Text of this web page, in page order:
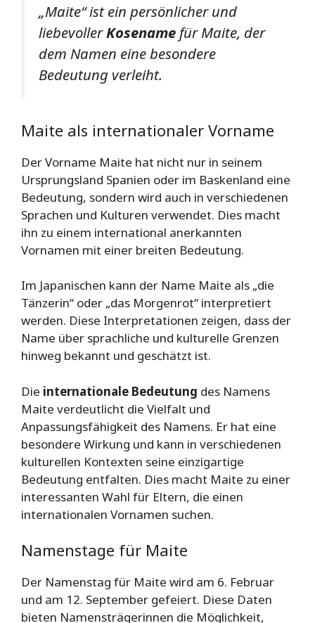
„Maite“ ist ein persönlicher und
liebevollerKosename für Maite, der
dem Namen eine besondere
Bedeutung verleiht.
Maite als internationaler Vorname
Der Vorname Maite hat nicht nur in seinem
Ursprungsland Spanien oder im Baskenland eine
Bedeutung, sondern wird auch in verschiedenen
Sprachen und Kulturen verwendet. Dies macht
ihn zu einem international anerkannten
Vornamen mit einer breiten Bedeutung.
Im Japanischen kann der Name Maite als „die
Tänzerin“ oder „das Morgenrot“ interpretiert
werden. Diese Interpretationen zeigen, dass der
Name über sprachliche und kulturelle Grenzen
hinweg bekannt und geschätzt ist.
Die internationale Bedeutung des Namens
Maite verdeutlicht die Vielfalt und
Anpassungsfähigkeit des Namens. Er hat eine
besondere Wirkung und kann in verschiedenen
kulturellen Kontexten seine einzigartige
Bedeutung entfalten. Dies macht Maite zu einer
interessanten Wahl für Eltern, die einen
internationalen Vornamen suchen.
Namenstage für Maite
Der Namenstag für Maite wird am 6. Februar
und am 12. September gefeiert. Diese Daten
bieten Namensträgerinnen die Möglichkeit,